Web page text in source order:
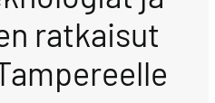
ratkaisut